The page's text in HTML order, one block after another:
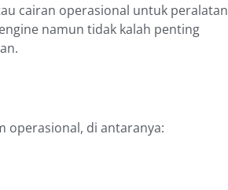
cairan operasional untuk peralatan
namun tidak kalah penting
operasional, di antaranya: